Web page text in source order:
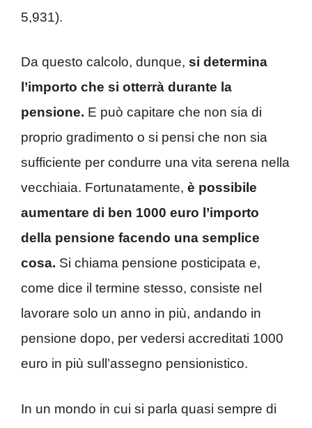
5,931).
Da questo calcolo, dunque, si determina
l’importo che si otterrà durante la
pensione. E può capitare che non sia di
proprio gradimento o si pensi che non sia
sufficiente per condurre una vita serena nella
vecchiaia. Fortunatamente, è possibile
aumentare di ben 1000 euro l’importo
della pensione facendo una semplice
cosa. Si chiama pensione posticipata e,
come dice il termine stesso, consiste nel
lavorare solo un anno in più, andando in
pensione dopo, per vedersi accreditati 1000
euro in più sull’assegno pensionistico.
In un mondo in cui si parla quasi sempre di